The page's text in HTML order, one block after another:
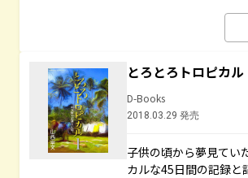
とろとろトロピカ
D-Books
2018.03.29 発売
子供の頃から夢見てい
カルな45日間の記録と